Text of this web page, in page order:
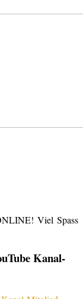
Viel Spass
Kanal-